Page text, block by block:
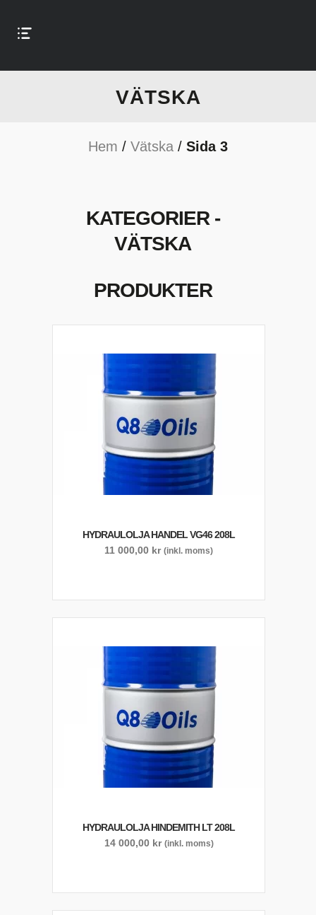
VÄTSKA
Hem / Vätska / Sida 3
KATEGORIER -
VÄTSKA
PRODUKTER
HYDRAULOLJA HANDEL VG46 208L
11 000,00 kr (inkl. moms)
HYDRAULOLJA HINDEMITH LT 208L
14 000,00 kr (inkl. moms)